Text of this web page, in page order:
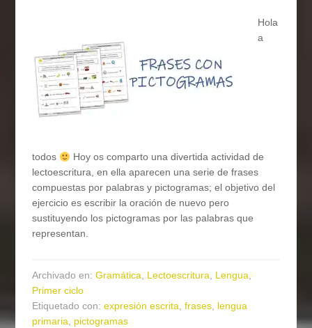
Hola
a
todos
Hoy os comparto una divertida actividad de
lectoescritura, en ella aparecen una serie de frases
compuestas por palabras y pictogramas; el objetivo del
ejercicio es escribir la oración de nuevo pero
sustituyendo los pictogramas por las palabras que
representan.
Archivado en:Gramática, Lectoescritura, Lengua,
Primer ciclo
Etiquetado con:expresión escrita,frases, lengua
primaria, pictogramas